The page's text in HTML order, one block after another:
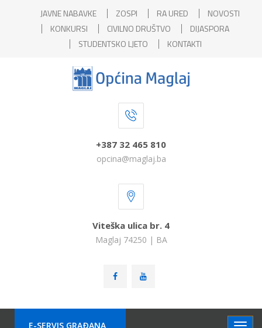
JAVNE NABAVKE ZOSPI RA URED
NOVOSTI
KONKURSI
CIVILNO DRUŠTVO
DIJASPORA
STUDENTSKO LJETO
KONTAKTI
+387 32 465 810
opcina@maglaj.ba
Viteška ulica br. 4
Maglaj 74250 | BA
E-SERVIS GRAÐANA